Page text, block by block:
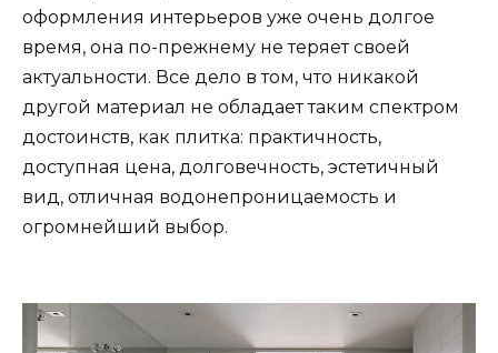
оформления интерьеров уже очень долгое
время, она по-прежнему не теряет своей
актуальности. Все дело в том, что никакой
другой материал не обладает таким спектром
достоинств, как плитка: практичность,
доступная цена, долговечность, эстетичный
вид, отличная водонепроницаемость и
огромнейший выбор.